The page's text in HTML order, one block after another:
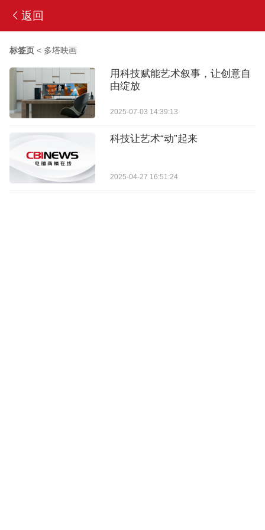
返回
标签页< 多塔映画
用科技赋能艺术叙事，让创意自
由绽放
2025-07-03 14:39:13
科技让艺术“动”起来
2025-04-27 16:51:24